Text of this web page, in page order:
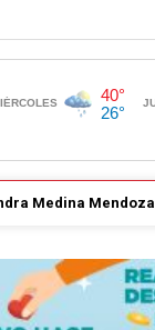
Medina Mendoza